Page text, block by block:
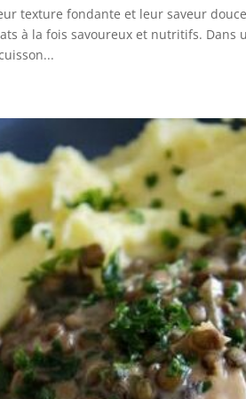
texture fondante et leur saveur
à la fois savoureux et nutritifs. Dans